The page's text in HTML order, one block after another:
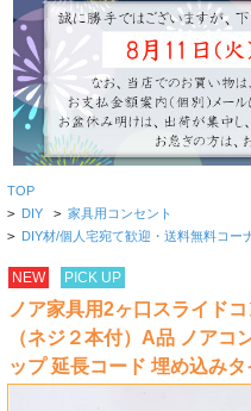
TOP
> DIY > 家具用コンセント
> DIY材/個人宅宛て歓迎・送料無料コー
NEW PICK UP
ノア家具用2ヶ口スライド
（ネジ２本付）A品 ノアコ
ップ 延長コード 埋め込み